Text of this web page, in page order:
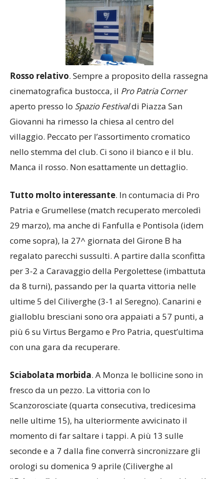
Rosso relativo. Sempre a proposito della rassegna
cinematografica bustocca, il Pro Patria Corner
aperto presso lo Spazio Festivaldi Piazza San
Giovanni ha rimesso la chiesa al centro del
villaggio. Peccato per l’assortimento cromatico
nello stemma del club. Ci sono il bianco e il blu.
Manca il rosso. Non esattamente un dettaglio.
Tutto molto interessante. In contumacia di Pro
Patria e Grumellese (match recuperato mercoledì
29 marzo), ma anche di Fanfulla e Pontisola (idem
come sopra), la 27^ giornata del Girone B ha
regalato parecchi sussulti. A partire dalla sconfitta
per 3-2 a Caravaggio della Pergolettese (imbattuta
da 8 turni), passando per la quarta vittoria nelle
ultime 5 del Ciliverghe (3-1 al Seregno). Canarini e
gialloblu bresciani sono ora appaiati a 57 punti, a
più 6 su Virtus Bergamo e Pro Patria, quest’ultima
con una gara da recuperare.
Sciabolata morbida. A Monza le bollicine sono in
fresco da un pezzo. La vittoria con lo
Scanzorosciate (quarta consecutiva, tredicesima
nelle ultime 15), ha ulteriormente avvicinato il
momento di far saltare i tappi. A più 13 sulle
seconde e a 7 dalla fine converrà sincronizzare gli
orologi su domenica 9 aprile (Ciliverghe al